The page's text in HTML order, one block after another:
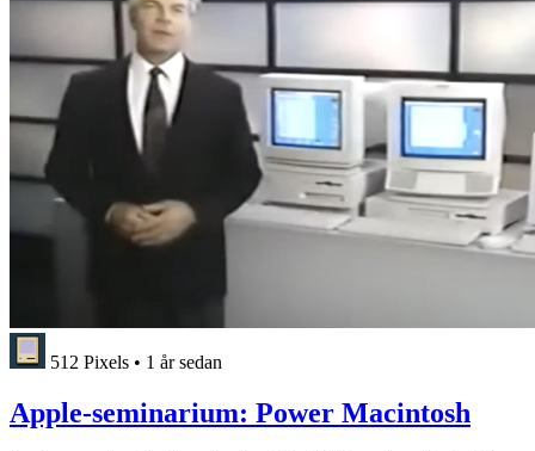
512 Pixels • 1 år sedan
Apple-seminarium: Power Macintosh